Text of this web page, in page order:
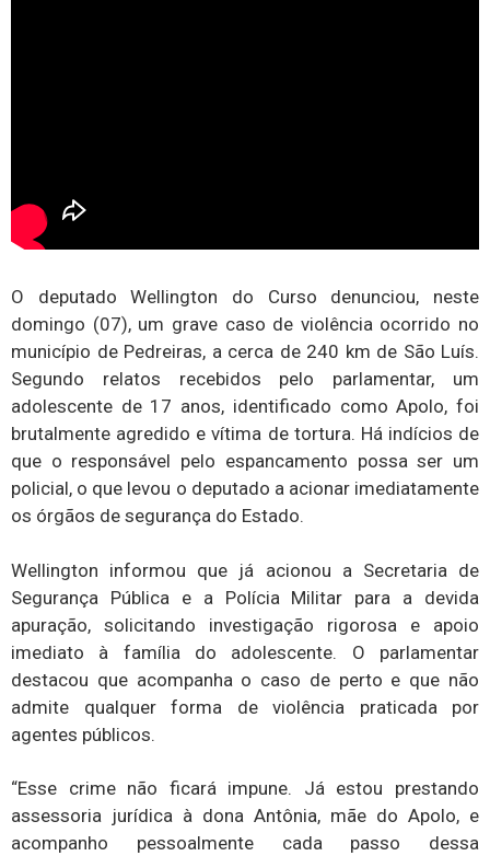
O deputado Wellington do Curso denunciou, neste
domingo (07), um grave caso de violência ocorrido no
município de Pedreiras, a cerca de 240 km de São Luís.
Segundo relatos recebidos pelo parlamentar, um
adolescente de 17 anos, identificado como Apolo, foi
brutalmente agredido e vítima de tortura. Há indícios de
que o responsável pelo espancamento possa ser um
policial, o que levou o deputado a acionar imediatamente
os órgãos de segurança do Estado.
Wellington informou que já acionou a Secretaria de
Segurança Pública e a Polícia Militar para a devida
apuração, solicitando investigação rigorosa e apoio
imediato à família do adolescente. O parlamentar
destacou que acompanha o caso de perto e que não
admite qualquer forma de violência praticada por
agentes públicos.
“Esse crime não ficará impune. Já estou prestando
assessoria jurídica à dona Antônia, mãe do Apolo, e
acompanho pessoalmente cada passo dessa